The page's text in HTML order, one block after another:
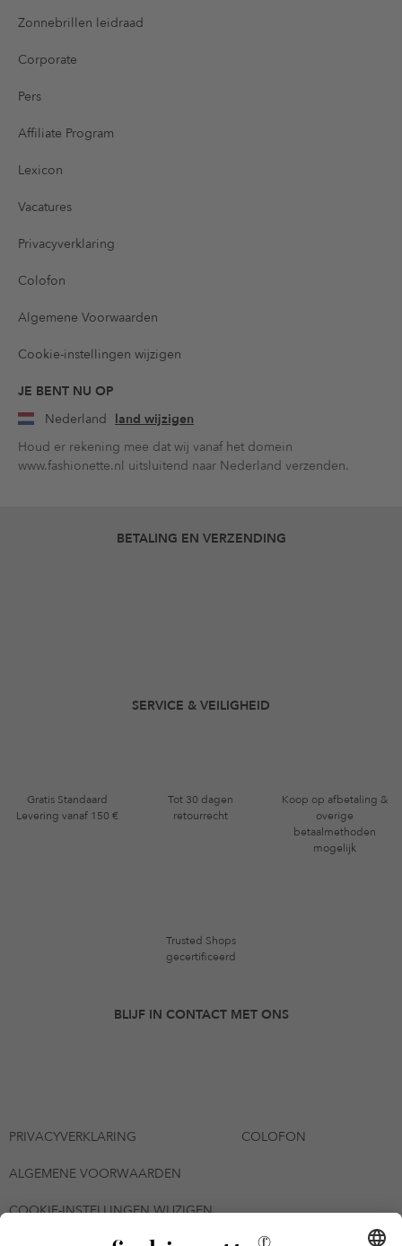
Zonnebrillen leidraad
Corporate
Pers
Affiliate Program
Lexicon
Vacatures
Privacyverklaring
Colofon
Algemene Voorwaarden
Cookie-instellingen wijzigen
JE BENT NU OP
Nederland land wijzigen
Houd er rekening mee dat wij vanaf het domein
www.fashionette.nl uitsluitend naar Nederland verzenden.
BETALING EN VERZENDING
SERVICE & VEILIGHEID
Gratis Standaard
Levering vanaf 150 €
Tot 30 dagen
retourrecht
Koop op afbetaling &
overige
betaalmethoden
mogelijk
Trusted Shops
gecertificeerd
BLIJF IN CONTACT MET ONS
PRIVACYVERKLARING COLOFON
ALGEMENE VOORWAARDEN
COOKIE-INSTELLINGEN WIJZIGEN